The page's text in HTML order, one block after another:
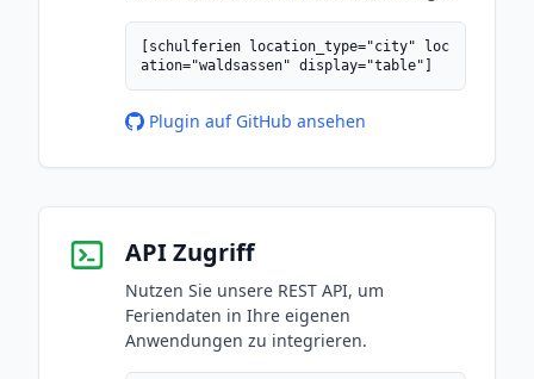
[schulferien location_type="city" loc
ation="waldsassen" display="table"]
Plugin auf GitHub ansehen
API Zugriff
Nutzen Sie unsere REST API, um
Feriendaten in Ihre eigenen
Anwendungen zu integrieren.